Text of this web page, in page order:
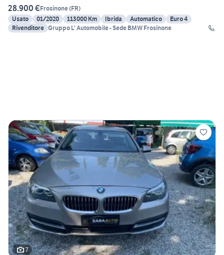
28.900 €Frosinone(FR)
Usato
01/2020 113000 Km Ibrida Automatico
Euro 4
Rivenditore Gruppo L' Automobile - Sede BMW Frosinone
7